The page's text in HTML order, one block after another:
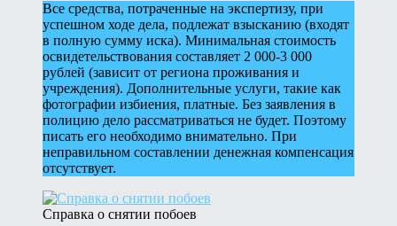
Все средства, потраченные на экспертизу, при
успешном ходе дела, подлежат взысканию (входят
в полную сумму иска). Минимальная стоимость
освидетельствования составляет 2 000-3 000
рублей (зависит от региона проживания и
учреждения). Дополнительные услуги, такие как
фотографии избиения, платные. Без заявления в
полицию дело рассматриваться не будет. Поэтому
писать его необходимо внимательно. При
неправильном составлении денежная компенсация
отсутствует.
Справка о снятии побоев